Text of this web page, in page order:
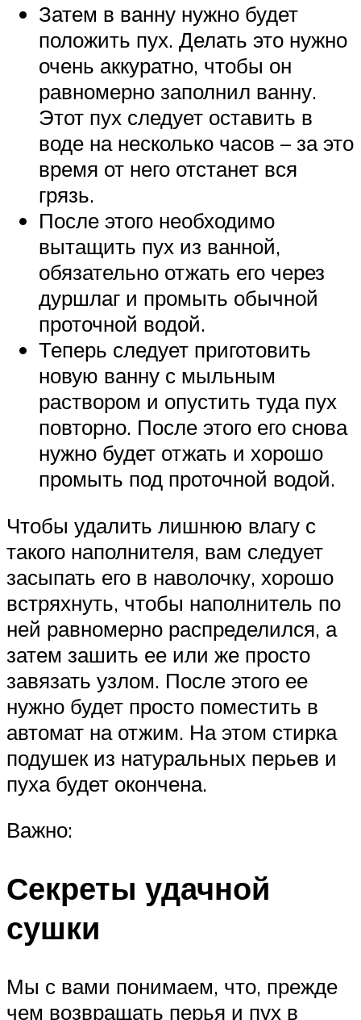
Затем в ванну нужно будет
положить пух. Делать это нужно
очень аккуратно, чтобы он
равномерно заполнил ванну.
Этот пух следует оставить в
воде на несколько часов – за это
время от него отстанет вся
грязь.
После этого необходимо
вытащить пух из ванной,
обязательно отжать его через
дуршлаг и промыть обычной
проточной водой.
Теперь следует приготовить
новую ванну с мыльным
раствором и опустить туда пух
повторно. После этого его снова
нужно будет отжать и хорошо
промыть под проточной водой.
Чтобы удалить лишнюю влагу с
такого наполнителя, вам следует
засыпать его в наволочку, хорошо
встряхнуть, чтобы наполнитель по
ней равномерно распределился, а
затем зашить ее или же просто
завязать узлом. После этого ее
нужно будет просто поместить в
автомат на отжим. На этом стирка
подушек из натуральных перьев и
пуха будет окончена.
Важно:
Секреты удачной
сушки
Мы с вами понимаем, что, прежде
чем возвращать перья и пух в